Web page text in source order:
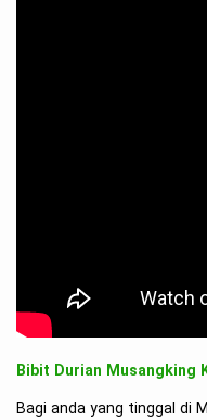
Bibit Durian Musangking
Bagi anda yang tinggal di